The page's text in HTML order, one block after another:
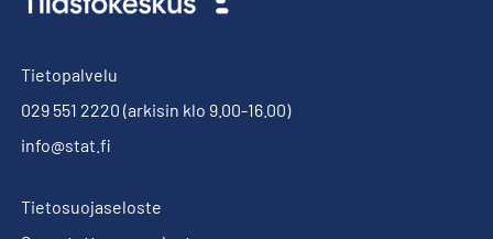
Tietopalvelu
029 551 2220 (arkisin klo 9.00-16.00)
info@stat.fi
Tietosuojaseloste